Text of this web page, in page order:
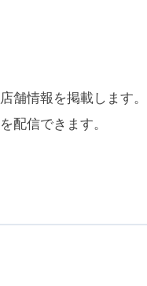
舗情報を掲載します
配信できます。